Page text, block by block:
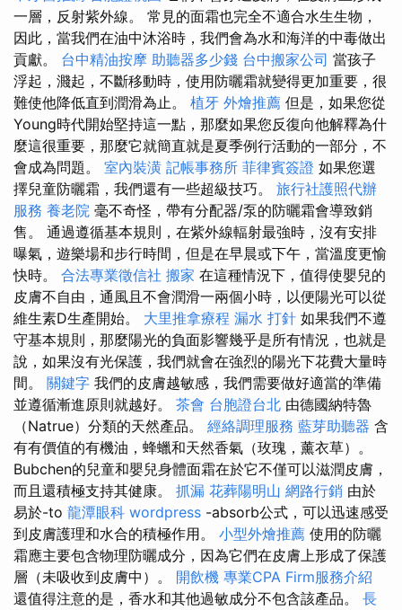
一層，反射紫外線。 常見的面霜也完全不適合水生生物，
因此，當我們在油中沐浴時，我們會為水和海洋的中毒做出
貢獻。 台中精油按摩 助聽器多少錢 台中搬家公司 當孩子
浮起，濺起，不斷移動時，使用防曬霜就變得更加重要，很
難使他降低直到潤滑為止。 植牙 外燴推薦 但是，如果您從
Young時代開始堅持這一點，那麼如果您反復向他解釋為什
麼這很重要，那麼它就簡直就是夏季例行活動的一部分，不
會成為問題。 室內裝潢 記帳事務所 菲律賓簽證 如果您選
擇兒童防曬霜，我們還有一些超級技巧。 旅行社護照代辦
服務 養老院 毫不奇怪，帶有分配器/泵的防曬霜會導致銷
售。 通過遵循基本規則，在紫外線輻射最強時，沒有安排
曝氣，遊樂場和步行時間，但是在早晨或下午，當溫度更愉
快時。 合法專業徵信社 搬家 在這種情況下，值得使嬰兒的
皮膚不自由，通風且不會潤滑一兩個小時，以便陽光可以從
維生素D生產開始。 大里推拿療程 漏水 打針 如果我們不遵
守基本規則，那麼陽光的負面影響幾乎是所有情況，也就是
說，如果沒有光保護，我們就會在強烈的陽光下花費大量時
間。 關鍵字 我們的皮膚越敏感，我們需要做好適當的準備
並遵循漸進原則就越好。 茶會 台胞證台北 由德國納特魯
（Natrue）分類的天然產品。 經絡調理服務 藍芽助聽器 含
有有價值的有機油，蜂蠟和天然香氣（玫瑰，薰衣草）。
Bubchen的兒童和嬰兒身體面霜在於它不僅可以滋潤皮膚，
而且還積極支持其健康。 抓漏 花葬陽明山 網路行銷 由於
易於-to 龍潭眼科 wordpress -absorb公式，可以迅速感受
到皮膚護理和水合的積極作用。 小型外燴推薦 使用的防曬
霜應主要包含物理防曬成分，因為它們在皮膚上形成了保護
層（未吸收到皮膚中）。 開飲機 專業CPA Firm服務介紹
還值得注意的是，香水和其他過敏成分不包含該產品。 長